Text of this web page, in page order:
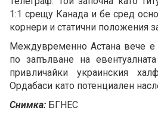
1:1 срещу Канада и бе сред
корнери и статични положения
Междувременно Астана вече е
по запълване на
привличайки украинския
Ордабаси като потенциален
Снимка: БГНЕС